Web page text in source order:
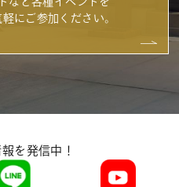
にご参加ください。
を発信中！